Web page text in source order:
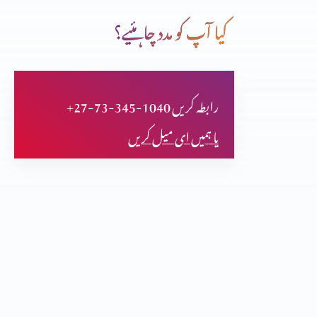
قوت کا درست استمال (حصہ 3)
فلپیوں کا خط (حصہ 2)
کیا آپ کو مدد چاہئیے؟
+27-73-345-1040 رابطہ کریں
یا ہمیں ای میل کریں